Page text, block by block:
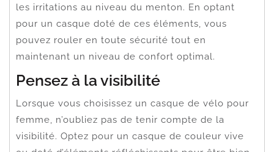
les irritations au niveau du menton. En optant
pour un casque doté de ces éléments, vous
pouvez rouler en toute sécurité tout en
maintenant un niveau de confort optimal.
Pensez à la visibilité
Lorsque vous choisissez un casque de vélo pour
femme, n’oubliez pas de tenir compte de la
visibilité. Optez pour un casque de couleur vive